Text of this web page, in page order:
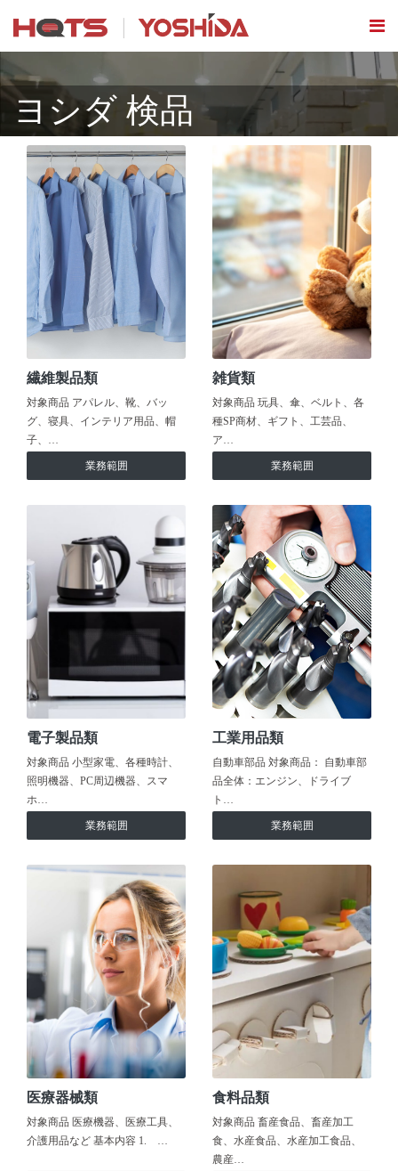
ヨシダ 検品
繊維製品類
対象商品 アパレル、靴、バッ
グ、寝具、インテリア用品、帽
子、…
業務範囲
雑貨類
対象商品 玩具、傘、ベルト、各
種SP商材、ギフト、工芸品、
ア…
業務範囲
電子製品類
対象商品 小型家電、各種時計、
照明機器、PC周辺機器、スマ
ホ…
業務範囲
工業用品類
自動車部品 対象商品： 自動車部
品全体：エンジン、ドライブ
ト…
業務範囲
医療器械類
対象商品 医療機器、医療工具、
介護用品など 基本内容 1. …
食料品類
対象商品 畜産食品、畜産加工
食、水産食品、水産加工食品、
農産…